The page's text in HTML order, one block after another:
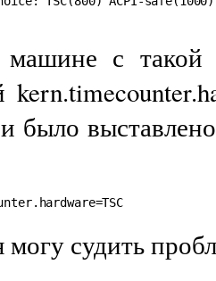
с такой
было
могу судить